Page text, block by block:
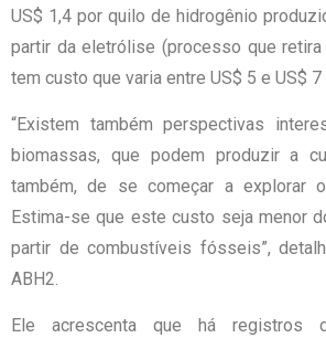
US$ 1,4 por quilo de hidrogênio
partir da eletrólise (processo que retira
tem custo que varia entre US$ 5 e US$ 7
“Existem também perspectivas
biomassas, que podem produzir a
também, de se começar a explorar
Estima-se que este custo seja menor
partir de combustíveis fósseis”,
ABH2.
Ele acrescenta que há registros